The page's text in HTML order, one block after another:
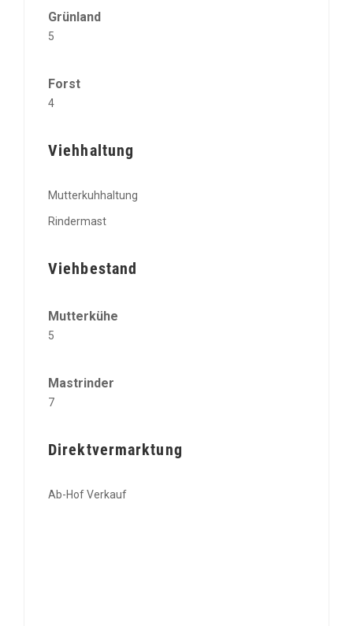
Grünland
5
Forst
4
Viehhaltung
Mutterkuhhaltung
Rindermast
Viehbestand
Mutterkühe
5
Mastrinder
7
Direktvermarktung
Ab-Hof Verkauf